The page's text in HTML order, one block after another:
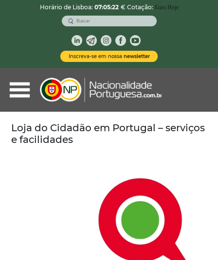
Horário de Lisboa: 07:05:23 € Cotação: Euro Hoje
Inscreva-se em nossa newsletter
Nacionalidade Portuguesa
Vistos de Residência
Imóveis em Portugal
Demais Serviços
Loja do Cidadão em Portugal – serviços
e facilidades